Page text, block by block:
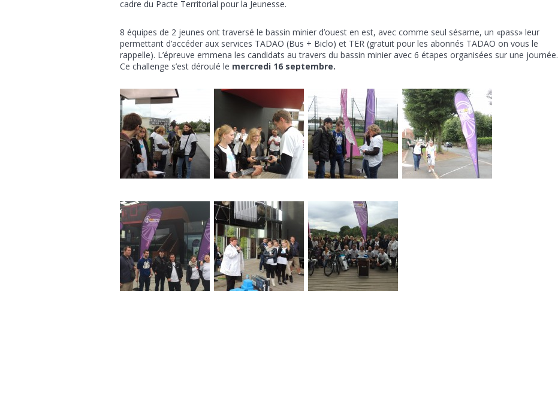
cadre du Pacte Territorial pour la Jeunesse.
8 équipes de 2 jeunes ont traversé le bassin minier d’ouest en est, avec comme seul sésame, un «pass» leur
permettant d’accéder aux services TADAO (Bus + Biclo) et TER (gratuit pour les abonnés TADAO on vous le
rappelle). L’épreuve emmena les candidats au travers du bassin minier avec 6 étapes organisées sur une journée.
Ce challenge s’est déroulé le mercredi 16 septembre.